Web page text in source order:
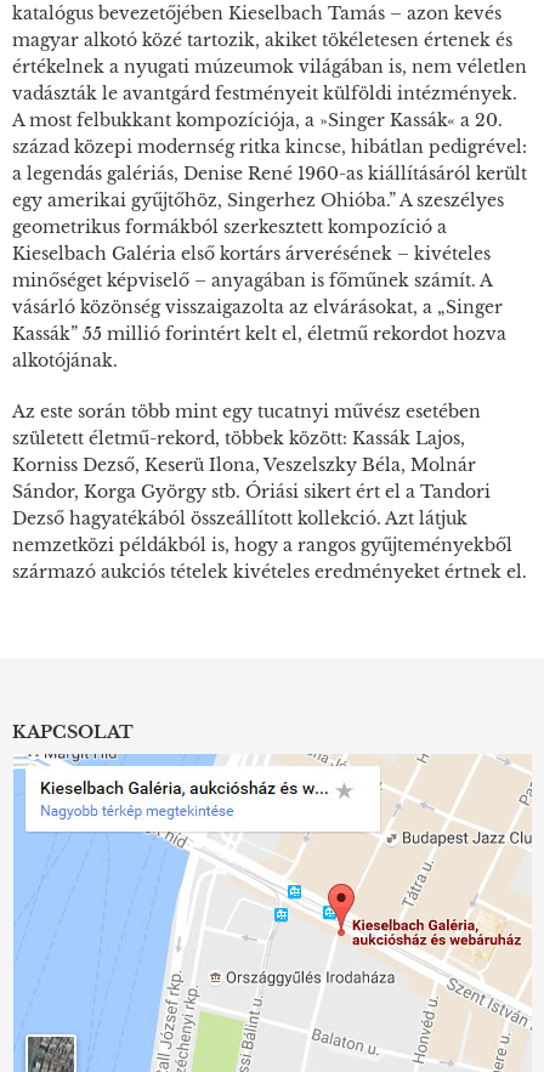
katalógus bevezetőjében Kieselbach Tamás – azon kevés
magyar alkotó közé tartozik, akiket tökéletesen értenek és
értékelnek a nyugati múzeumok világában is, nem véletlen
vadászták le avantgárd festményeit külföldi intézmények.
A most felbukkant kompozíciója, a »Singer Kassák« a 20.
század közepi modernség ritka kincse, hibátlan pedigrével:
a legendás galériás, Denise René 1960-as kiállításáról került
egy amerikai gyűjtőhöz, Singerhez Ohióba.” A szeszélyes
geometrikus formákból szerkesztett kompozíció a
Kieselbach Galéria első kortárs árverésének – kivételes
minőséget képviselő – anyagában is főműnek számít. A
vásárló közönség visszaigazolta az elvárásokat, a „Singer
Kassák” 55 millió forintért kelt el, életmű rekordot hozva
alkotójának.
Az este során több mint egy tucatnyi művész esetében
született életmű-rekord, többek között: Kassák Lajos,
Korniss Dezső, Keserü Ilona, Veszelszky Béla, Molnár
Sándor, Korga György stb. Óriási sikert ért el a Tandori
Dezső hagyatékából összeállított kollekció. Azt látjuk
nemzetközi példákból is, hogy a rangos gyűjteményekből
származó aukciós tételek kivételes eredményeket értnek el.
KAPCSOLAT